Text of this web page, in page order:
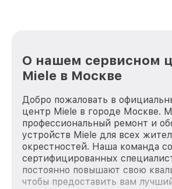
О нашем сервисном
Miele в Москве
Добро пожаловать в
центр Miele в городе Москве.
профессиональный ремонт и
устройств Miele для всех
окрестностей. Наша команда
сертифицированных
постоянно повышают свою
чтобы предоставить вам